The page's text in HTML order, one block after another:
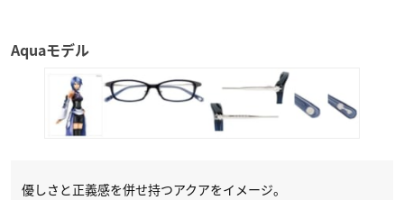
Aquaモデル
優しさと正義感を併せ持つアクアをイメージ。